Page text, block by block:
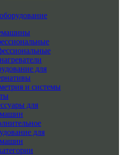
для
и системы
для
для